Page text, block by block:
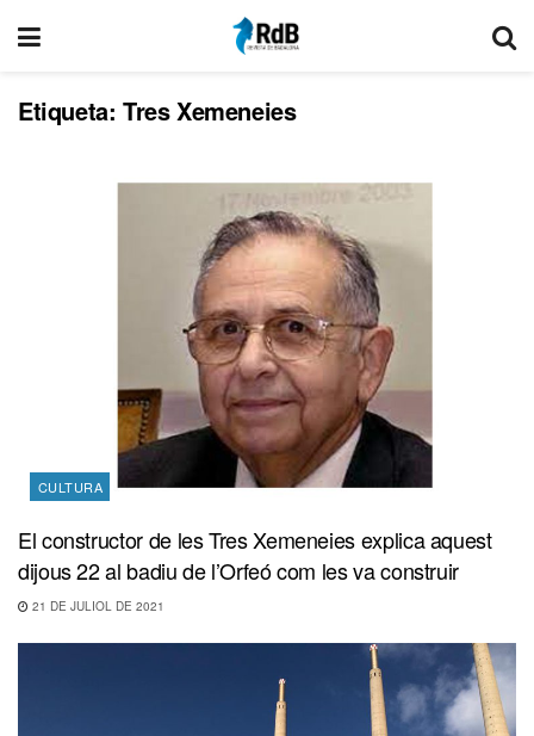
Etiqueta: Tres Xemeneies
CULTURA
El constructor de les Tres Xemeneies explica aquest
dijous 22 al badiu de l’Orfeó com les va construir
21 DE JULIOL DE 2021